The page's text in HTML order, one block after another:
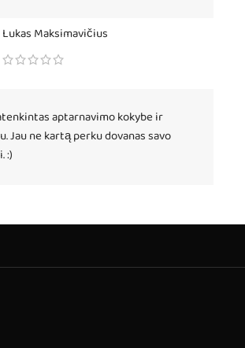
Lukas Maksimavičius
aptarnavimo kokybe ir
Jau ne kartą perku dovanas savo
:)